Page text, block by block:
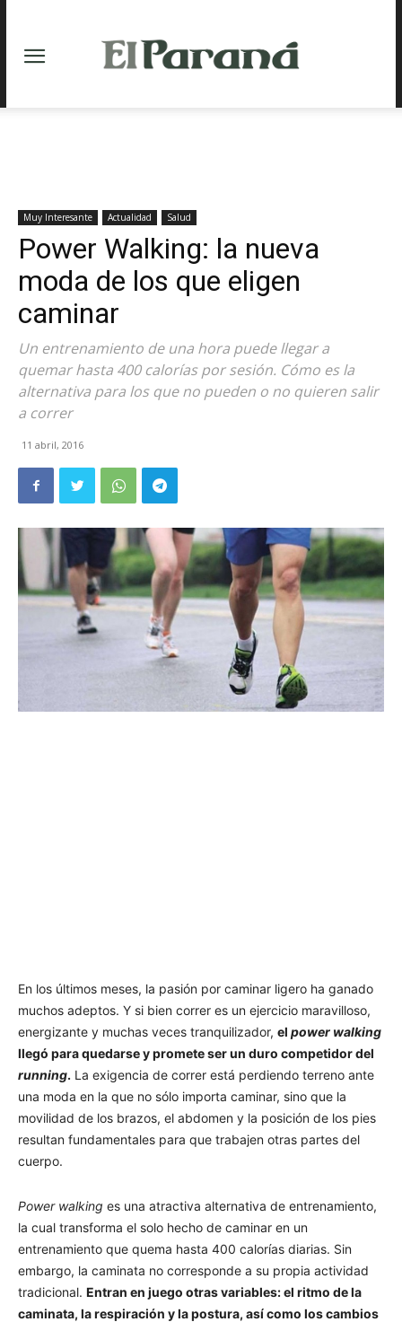
Muy Interesante Actualidad Salud
Power Walking: la nueva
moda de los que eligen
caminar
Un entrenamiento de una hora puede llegar a
quemar hasta 400 calorías por sesión. Cómo es la
alternativa para los que no pueden o no quieren salir
a correr
11 abril, 2016
En los últimos meses, la pasión por caminar ligero ha ganado
muchos adeptos. Y si bien correr es un ejercicio maravilloso,
energizante y muchas veces tranquilizador, el power walking
llegó para quedarse y promete ser un duro competidor del
running. La exigencia de correr está perdiendo terreno ante
una moda en la que no sólo importa caminar, sino que la
movilidad de los brazos, el abdomen y la posición de los pies
resultan fundamentales para que trabajen otras partes del
cuerpo.
Power walking es una atractiva alternativa de entrenamiento,
la cual transforma el solo hecho de caminar en un
entrenamiento que quema hasta 400 calorías diarias. Sin
embargo, la caminata no corresponde a su propia actividad
tradicional. Entran en juego otras variables: el ritmo de la
caminata, la respiración y la postura, así como los cambios